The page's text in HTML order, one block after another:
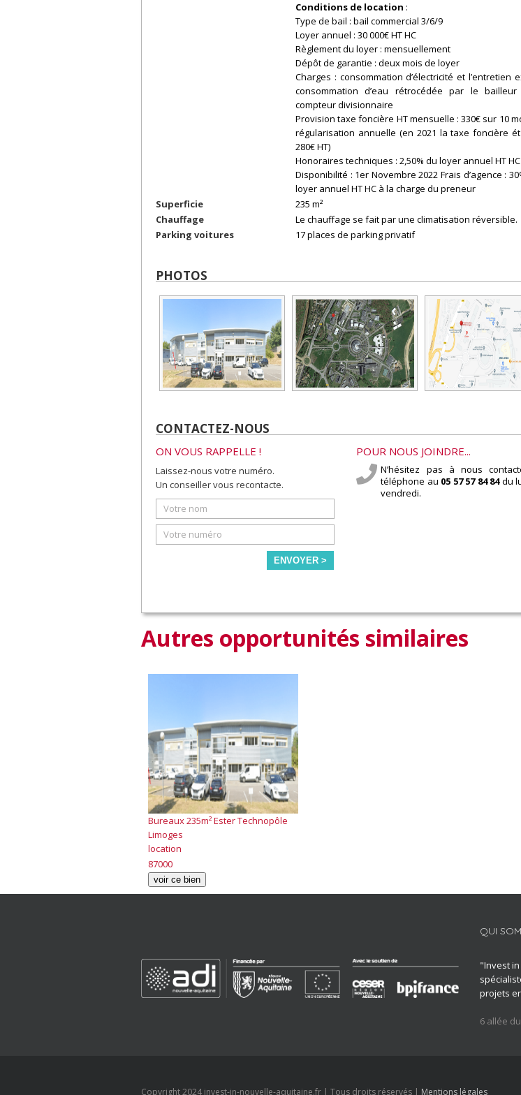
Conditions de location :
Type de bail : bail commercial 3/6/9
Loyer annuel : 30 000€ HT HC
Règlement du loyer : mensuellement
Dépôt de garantie : deux mois de loyer
Charges : consommation d’électricité et l’entretien
consommation d’eau rétrocédée par le
compteur divisionnaire
Provision taxe foncière HT mensuelle : 330€ sur 10
régularisation annuelle (en 2021 la taxe foncière
280€ HT)
Honoraires techniques : 2,50% du loyer annuel HT HC
Disponibilité : 1er Novembre 2022 Frais d’agence :
loyer annuel HT HC à la charge du preneur
Superficie
235 m²
Chauffage
Le chauffage se fait par une climatisation réversible.
Parking voitures
17 places de parking privatif
PHOTOS
CONTACTEZ-NOUS
ON VOUS RAPPELLE !
Laissez-nous votre numéro.
Un conseiller vous recontacte.
ENVOYER >
POUR NOUS JOINDRE...
N’hésitez pas à nous
téléphone au 05 57 57 84 84du
vendredi.
Autres opportunités similaires
Bureaux 235m² Ester Technopôle
Limoges
location
87000
voir ce bien
QUI
"Invest
projets
6 allée
Copyright 2024 invest-in-nouvelle-aquitaine.fr | Tous droits réservés | Mentions légales